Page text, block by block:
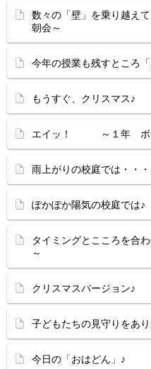
数々の「壁」を乗り越
朝会～
今年の授業も残すところ
もうすぐ、クリスマス♪
エイッ！ ～１年 ボー
雨上がりの校庭では・・・
ぽかぽか陽気の校庭では♪
タイミングとこころを
～
クリスマスバージョン♪
子どもたちの見守りをあ
今日の「おはどん」♪